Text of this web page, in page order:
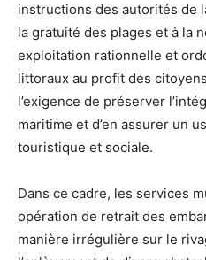
instructions des autorités de
la gratuité des plages et à la
exploitation rationnelle et
littoraux au profit des
l’exigence de préserver
maritime et d’en assurer un
touristique et sociale.
Dans ce cadre, les services
opération de retrait des
manière irrégulière sur le